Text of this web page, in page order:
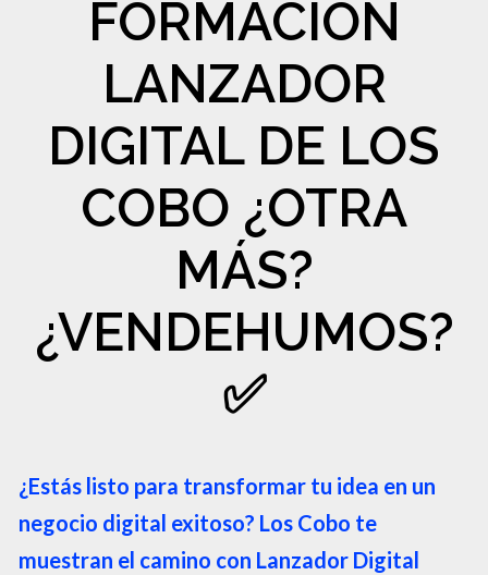
FORMACIÓN
LANZADOR
DIGITAL DE LOS
COBO ¿OTRA
MÁS?
¿VENDEHUMOS?
✅
¿Estás listo para transformar tu idea en un
negocio digital exitoso? Los Cobo te
muestran el camino con Lanzador Digital